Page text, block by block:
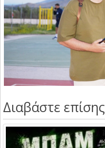
Διαβάστε επίσης